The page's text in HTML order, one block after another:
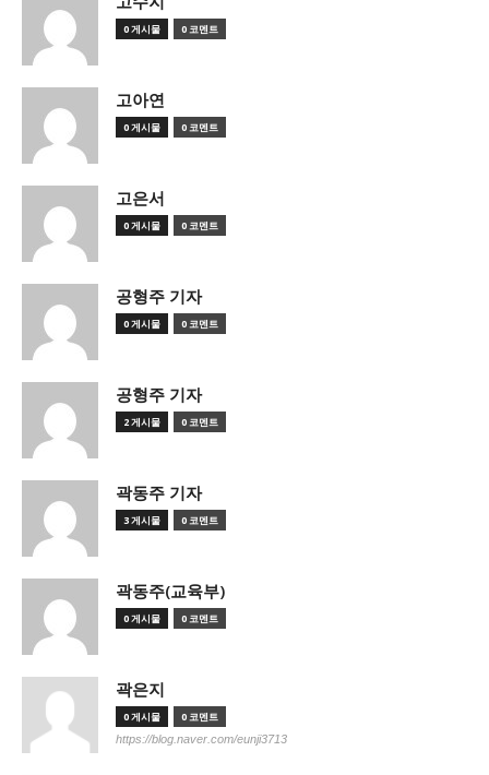
0 게시물 0 코멘트
고아연
0 게시물 0 코멘트
고은서
0 게시물 0 코멘트
공형주 기자
0 게시물 0 코멘트
공형주 기자
2 게시물 0 코멘트
곽동주 기자
3 게시물 0 코멘트
곽동주(교육부)
0 게시물 0 코멘트
곽은지
0 게시물 0 코멘트
https://blog.naver.com/eunji3713